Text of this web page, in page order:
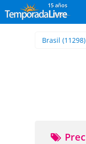
15 años
Brasil (11298)